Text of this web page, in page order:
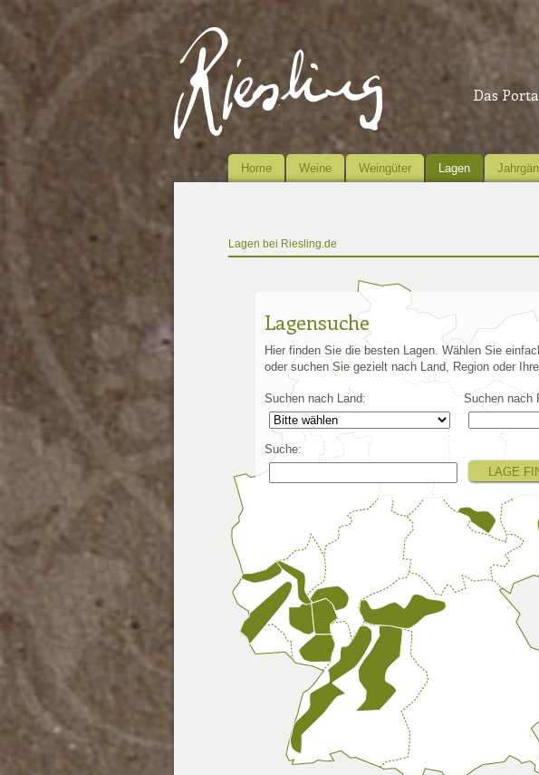
Das
Home Weine Weingüter Lagen
Lagen bei Riesling.de
Lagensuche
Hier finden Sie die besten Lagen. Wählen Sie
oder suchen Sie gezielt nach Land, Region oder
Suchen nach Land: Suchen nach
Suche: